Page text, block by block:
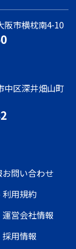
阪市横枕南4-10
中区深井畑山町
お問い合わせ
利用規約
運営会社情報
採用情報